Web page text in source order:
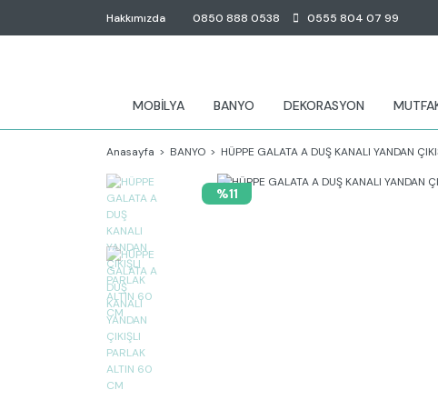
Hakkımızda 0850 888 0538 0555 804 07 99
MOBİLYA BANYO DEKORASYON
Anasayfa BANYO HÜPPE GALATA A DUŞ KANALI YANDAN
%11